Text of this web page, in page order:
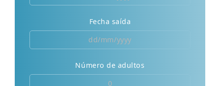
Fecha saída
Número de adultos